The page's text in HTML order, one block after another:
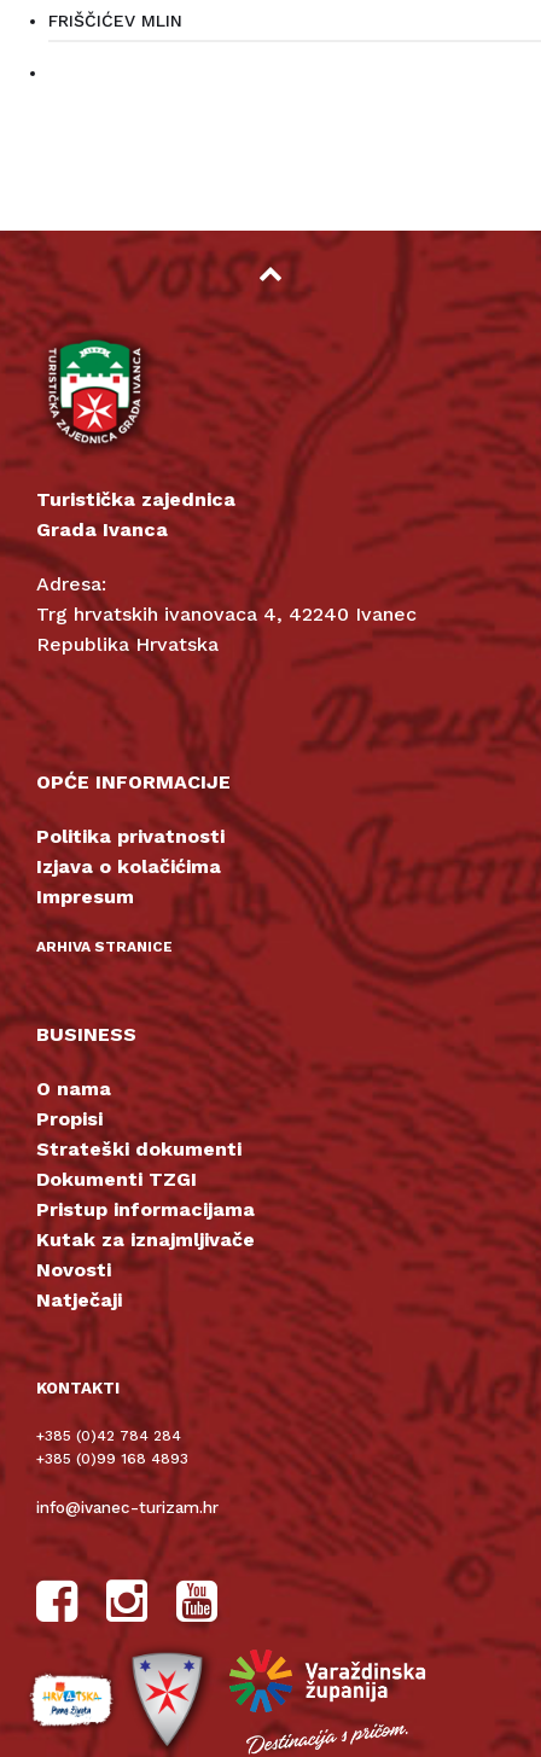
FRIŠČIĆEV MLIN
Turistička zajednica
Grada Ivanca
Adresa:
Trg hrvatskih ivanovaca 4, 42240 Ivanec
Republika Hrvatska
OPĆE INFORMACIJE
Politika privatnosti
Izjava o kolačićima
Impresum
ARHIVA STRANICE
BUSINESS
O nama
Propisi
Strateški dokumenti
Dokumenti TZGI
Pristup informacijama
Kutak za iznajmljivače
Novosti
Natječaji
KONTAKTI
+385 (0)42 784 284
+385 (0)99 168 4893
info@ivanec-turizam.hr